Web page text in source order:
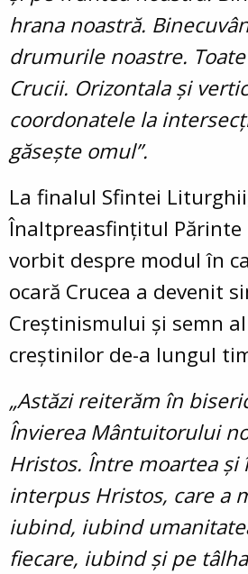
hrana noastră.
drumurile noastre.
Crucii. Orizontala și
coordonatele la
găsește omul”.
La finalul Sfintei
Înaltpreasfințitul Părinte
vorbit despre modul în
ocară Crucea a devenit
Creștinismului și semn
creștinilor de-a lungul
„Astăzi reiterăm în
Învierea Mântuitorului
Hristos. Între moartea și
interpus Hristos, care a
iubind, iubind
fiecare, iubind și pe